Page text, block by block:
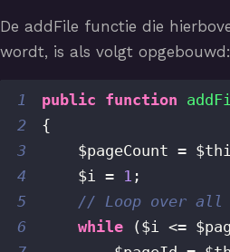
De addFile functie die
wordt, is als volgt opgebouwd:
1 public function
2
{
3
$pageCount =
4
$i = 1 ;
5
// Loop over all
6
while ( $i <=